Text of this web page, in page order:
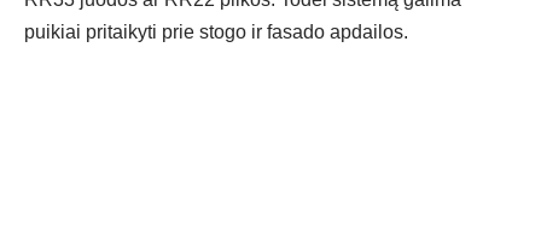
puikiai pritaikyti prie stogo ir fasado apdailos.